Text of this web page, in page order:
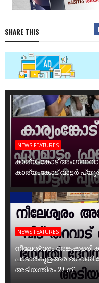
SHARE THIS
NEWS FEATURES
കാര്യംങ്കോട്
കാര്യംങ്കോട് വാട്ടർ
NEWS FEATURES
നീലേശ്വരം അങ്കക്കളരി
പാടാർകുളങ്ങര ഭഗവതി
അടിയന്തിരം 27 ന്